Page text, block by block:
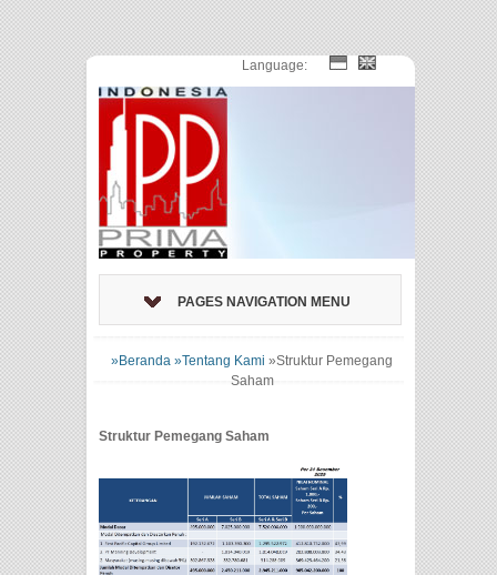
Language:
PAGES NAVIGATION MENU
»Beranda »Tentang Kami »Struktur Pemegang
Saham
Struktur Pemegang Saham